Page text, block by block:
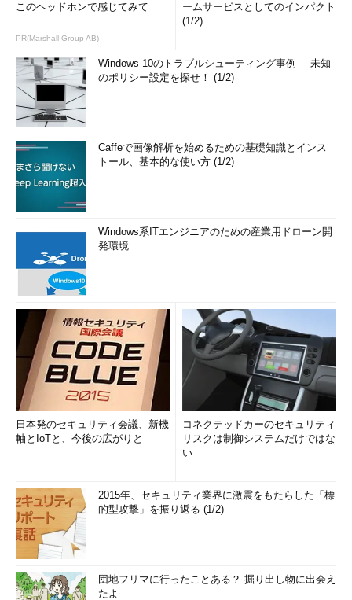
このヘッドホンで感じてみて
PR(Marshall Group AB)
ームサービスとしてのインパクト
(1/2)
Windows 10のトラブルシューティング事例──未知
のポリシー設定を探せ！ (1/2)
Caffeで画像解析を始めるための基礎知識とインス
トール、基本的な使い方 (1/2)
Windows系ITエンジニアのための産業用ドローン開
発環境
日本発のセキュリティ会議、新機
軸とIoTと、今後の広がりと
コネクテッドカーのセキュリティ
リスクは制御システムだけではな
い
2015年、セキュリティ業界に激震をもたらした「標
的型攻撃」を振り返る (1/2)
団地フリマに行ったことある？ 掘り出し物に出会え
たよ